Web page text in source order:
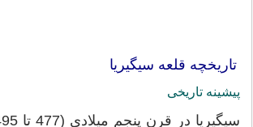
تاریخچه قلعه سیگیریا
پیشینه تاریخی